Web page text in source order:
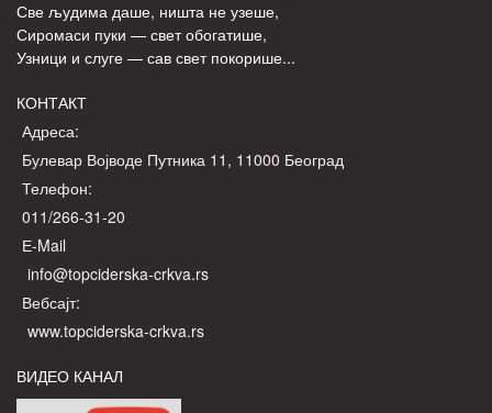
Све људима даше, ништа не узеше,
Сиромаси пуки — свет обогатише,
Узници и слуге — сав свет покорише...
КОНТАКТ
Адреса:
Булевар Војводе Путника 11, 11000 Београд
Телефон:
011/266-31-20
Е-Mail
info@topciderska-crkva.rs
Вебсајт:
www.topciderska-crkva.rs
ВИДЕО КАНАЛ